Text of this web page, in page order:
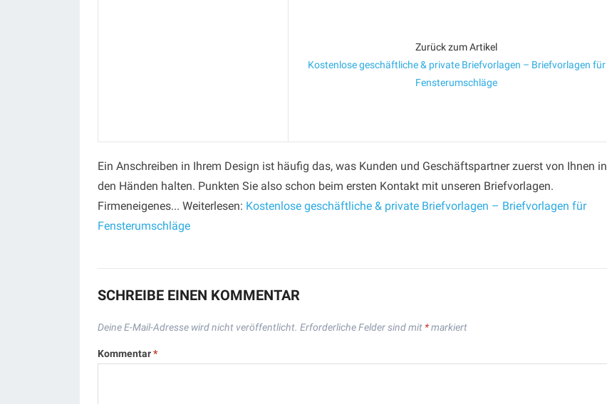
Zurück zum Artikel
Kostenlose geschäftliche & private Briefvorlagen – Briefvorlagen für
Fensterumschläge
Ein Anschreiben in Ihrem Design ist häufig das, was Kunden und Geschäftspartner zuerst von Ihnen in
den Händen halten. Punkten Sie also schon beim ersten Kontakt mit unseren Briefvorlagen.
Firmeneigenes... Weiterlesen: Kostenlose geschäftliche & private Briefvorlagen – Briefvorlagen für
Fensterumschläge
SCHREIBE EINEN KOMMENTAR
Deine E-Mail-Adresse wird nicht veröffentlicht. Erforderliche Felder sind mit *markiert
Kommentar*